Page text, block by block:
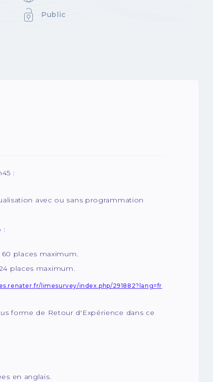
Public
:
avec ou sans programmation
:
places maximum.
places maximum.
limesurvey/index.php/291882?lang=fr
forme de Retour d'Expérience dans ce
en anglais.